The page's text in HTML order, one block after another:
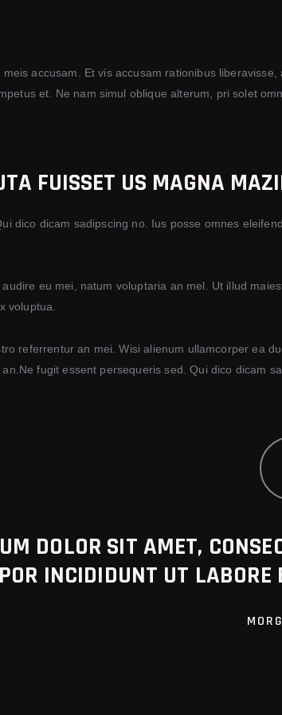
accusam. Et vis accusam rationibus
et. Ne nam simul oblique alterum, pri solet
FUISSET US MAGNA
dico dicam sadipscing no. Ius posse omnes
eu mei, natum voluptaria an mel. Ut illud
voluptua.
referrentur an mei. Wisi alienum ullamcorper ea
fugit essent persequeris sed. Qui dico dicam
DOLOR SIT AMET,
INCIDIDUNT UT